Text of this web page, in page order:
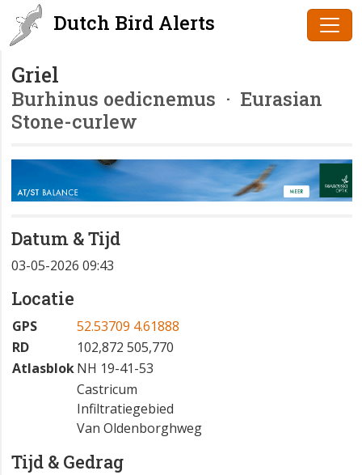
Dutch Bird Alerts
Griel
Burhinus oedicnemus · Eurasian
Stone-curlew
Datum & Tijd
03-05-2026 09:43
Locatie
GPS
52.53709 4.61888
RD
102,872 505,770
AtlasblokNH 19-41-53
Castricum
Infiltratiegebied
Van Oldenborghweg
Tijd & Gedrag